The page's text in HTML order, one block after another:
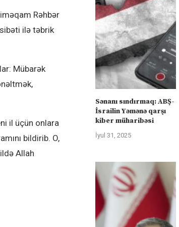
Rəhbər
ilə təbrik
Mübarək
il üçün onlara
bildirib. O,
Allah
Sənanı sındırmaq: ABŞ-
İsrailin Yəmənə qarşı
kiber müharibəsi
İyul 31, 2025